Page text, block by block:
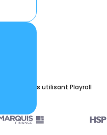
mondiales utilisant Playroll